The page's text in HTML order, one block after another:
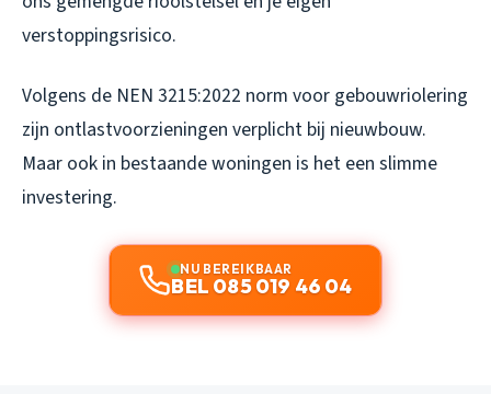
verstoppingsrisico.
Volgens de NEN 3215:2022 norm voor gebouwriolering
zijn ontlastvoorzieningen verplicht bij nieuwbouw.
Maar ook in bestaande woningen is het een slimme
investering.
NU BEREIKBAAR
BEL 085 019 46 04